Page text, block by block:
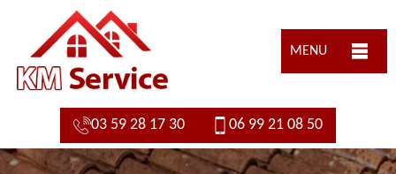
MENU
03 59 28 17 30 06 99 21 08 50